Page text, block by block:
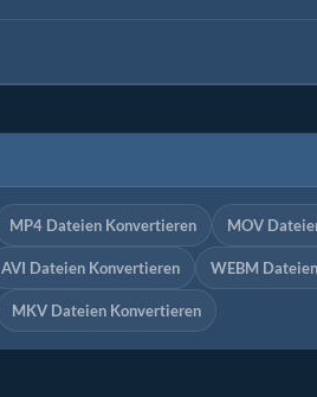
MP4 Dateien Konvertieren MOV
AVI Dateien Konvertieren WEBM
MKV Dateien Konvertieren